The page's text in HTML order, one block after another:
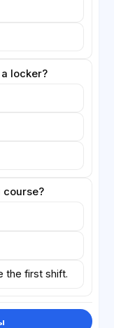
locker?
course?
the first shift.